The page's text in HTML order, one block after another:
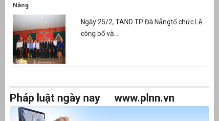
Nẵng
Ngày 25/2, TAND TP Đà Nẵngtổ chức Lễ
công bố và...
Pháp luật ngày nay www.plnn.vn